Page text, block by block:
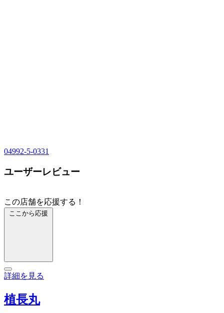
04992-5-0331
ユーザーレビュー
この店舗を応援する！
ここから応援
詳細を見る
植長丸